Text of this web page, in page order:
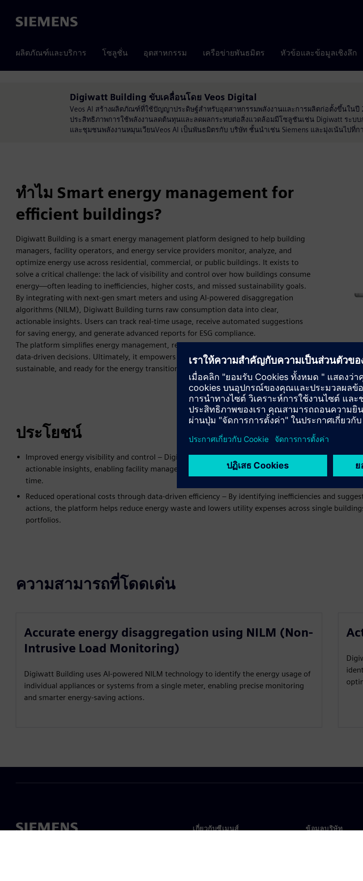
Siemens
ผลิตภัณฑ์และบริการ โซลูชั่น อุตสาหกรรม เครือข่ายพันธมิตร หัวข้อและข้อมูลเชิงลึก
Digiwatt Building ขับเคลื่อนโดย Veos Digital
Veos AI สร้างผลิตภัณฑ์ที่ใช้ปัญญาประดิษฐ์สำหรับอุตสาหกรรมพลังงานและการผลิตก่อตั้งขึ้นในปี
ประสิทธิภาพการใช้พลังงานลดต้นทุนและลดผลกระทบต่อสิ่งแวดล้อมมีโซลูชันเช่น Digiwatt ระบ
และชุมชนพลังงานหมุนเวียนVeos AI เป็นพันธมิตรกับ บริษัท ชั้นนำเช่น Siemens และมุ่งเน้นไปที่
ทำไม Smart energy management for
efficient buildings?
Digiwatt Building is a smart energy management platform designed to help building
managers, facility operators, and energy service providers monitor, analyze, and
optimize energy use across residential, commercial, or public buildings. It exists to
solve a critical challenge: the lack of visibility and control over how buildings consume
energy—often leading to inefficiencies, higher costs, and missed sustainability goals.
By integrating with next-gen smart meters and using AI-powered disaggregation
algorithms (NILM), Digiwatt Building turns raw consumption data into clear,
actionable insights. Users can track real-time usage, receive automated suggestions
for saving energy, and generate advanced reports for ESG compliance.
The platform simplifies energy management, reduces operational costs, and supports
data-driven decisions. Ultimately, it empowers users to make buildings more efficient,
sustainable, and ready for the energy transition.
ประโยชน์
Improved energy visibility and control – Digiwatt Building transforms complex consumption data
actionable insights, enabling facility managers and building operators to monitor and manage
time.
Reduced operational costs through data-driven efficiency – By identifying inefficiencies and
actions, the platform helps reduce energy waste and lowers utility expenses across single
portfolios.
ความสามารถที่โดดเด่น
Accurate energy disaggregation using NILM (Non-
Intrusive Load Monitoring)
Digiwatt Building uses AI-powered NILM technology to identify the energy usage of
individual appliances or systems from a single meter, enabling precise monitoring
and smarter energy-saving actions.
เกี่ยวกับซีเมนส์ ข้อมูลบริษัท